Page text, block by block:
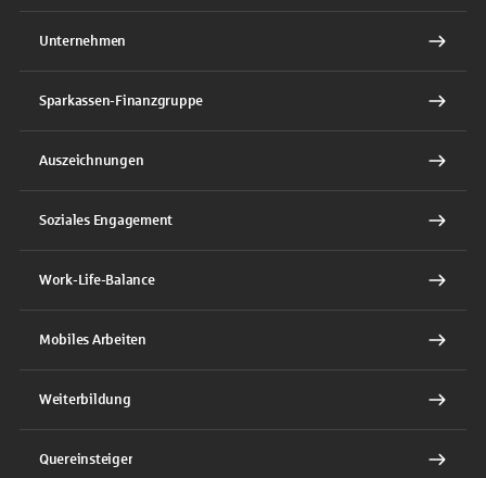
Unternehmen
Sparkassen-Finanzgruppe
Auszeichnungen
Soziales Engagement
Work-Life-Balance
Mobiles Arbeiten
Weiterbildung
Quereinsteiger